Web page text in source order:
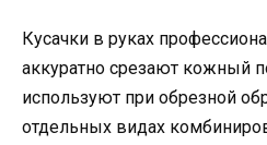
Кусачки в руках
аккуратно срезают кожный
используют при обрезной
отдельных видах